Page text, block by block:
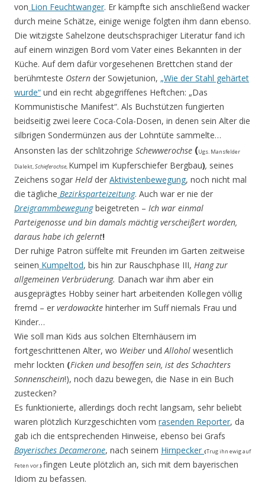
von Lion Feuchtwanger. Er kämpfte sich anschließend wacker
durch meine Schätze, einige wenige folgten ihm dann ebenso.
Die witzigste Sahelzone deutschsprachiger Literatur fand ich
auf einem winzigen Bord vom Vater eines Bekannten in der
Küche. Auf dem dafür vorgesehenen Brettchen stand der
berühmteste Ostern der Sowjetunion, „Wie der Stahl gehärtet
wurde“ und ein recht abgegriffenes Heftchen: „Das
Kommunistische Manifest“. Als Buchstützen fungierten
beidseitig zwei leere Coca-Cola-Dosen, in denen sein Alter die
silbrigen Sondermünzen aus der Lohntüte sammelte…
Ansonsten las der schlitzohrige Schewwerochse (Ugs. Mansfelder
Dialekt,Schieferochse, Kumpel im Kupferschiefer Bergbau), seines
Zeichens sogar Heldder Aktivistenbewegung, noch nicht mal
die tägliche Bezirksparteizeitung. Auch war er nie der
Dreigrammbewegungbeigetreten – Ich war einmal
Parteigenosse und bin damals mächtig verscheißert worden,
daraus habe ich gelernt!
Der ruhige Patron süffelte mit Freunden im Garten zeitweise
seinen Kumpeltod, bis hin zur Rauschphase III, Hang zur
allgemeinen Verbrüderung. Danach war ihm aber ein
ausgeprägtes Hobby seiner hart arbeitenden Kollegen völlig
fremd – er verdowackte hinterher im Suff niemals Frau und
Kinder…
Wie soll man Kids aus solchen Elternhäusern im
fortgeschrittenen Alter, wo Weiber und Allohol wesentlich
mehr lockten (Ficken und besoffen sein, ist des Schachters
Sonnenschein!), noch dazu bewegen, die Nase in ein Buch
zustecken?
Es funktionierte, allerdings doch recht langsam, sehr beliebt
waren plötzlich Kurzgeschichten vom rasenden Reporter, da
gab ich die entsprechenden Hinweise, ebenso bei Grafs
Bayerisches Decamerone, nach seinem Hirnpecker (Trug ihn ewig auf
Feten vor.) fingen Leute plötzlich an, sich mit dem bayerischen
Idiom zu befassen.